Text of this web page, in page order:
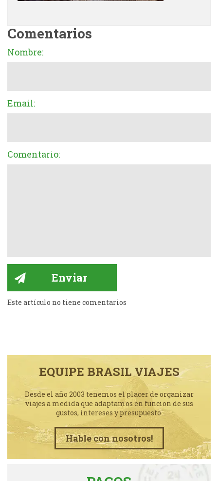
Comentarios
Nombre:
Email:
Comentario:
Este artículo no tiene comentarios
EQUIPE BRASIL VIAJES
Desde el año 2003 tenemos el placer de organizar
viajes a medida que adaptamos en funcion de sus
gustos, intereses y presupuesto.
Hable con nosotros!